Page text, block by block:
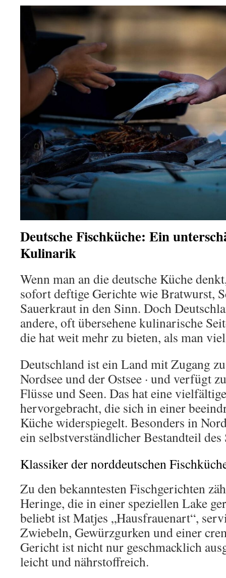
Deutsche Fischküche: Ein
Kulinarik
Wenn man an die deutsche Küche
sofort deftige Gerichte wie Bratwurst,
Sauerkraut in den Sinn. Doch
andere, oft übersehene kulinarische
die hat weit mehr zu bieten, als man
Deutschland ist ein Land mit Zugang
Nordsee und der Ostsee · und verfügt
Flüsse und Seen. Das hat eine
hervorgebracht, die sich in einer
Küche widerspiegelt. Besonders in
ein selbstverständlicher Bestandteil des
Klassiker der norddeutschen
Zu den bekanntesten Fischgerichten
Heringe, die in einer speziellen Lake
beliebt ist Matjes „Hausfrauenart“,
Zwiebeln, Gewürzgurken und einer
Gericht ist nicht nur geschmacklich
leicht und nährstoffreich.